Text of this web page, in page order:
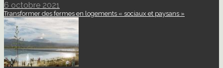
6 octobre 2021
Transformer des fermes en logements « sociaux et paysans »